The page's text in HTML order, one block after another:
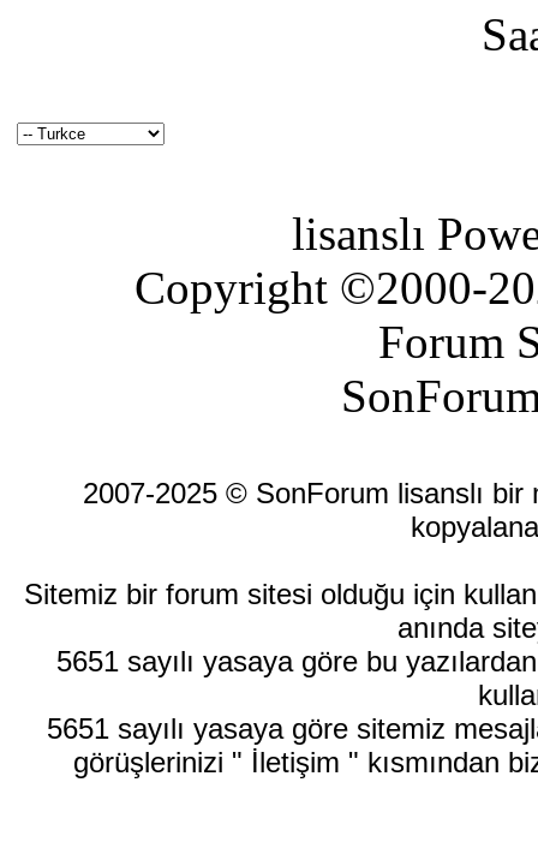
lisanslı
Copyright ©2000-
Forum
2007-2025 © SonForum lisanslı bir
Sitemiz bir forum sitesi olduğu için
anında
5651 sayılı yasaya göre bu
5651 sayılı yasaya göre sitemiz
görüşlerinizi " İletişim " kısmından